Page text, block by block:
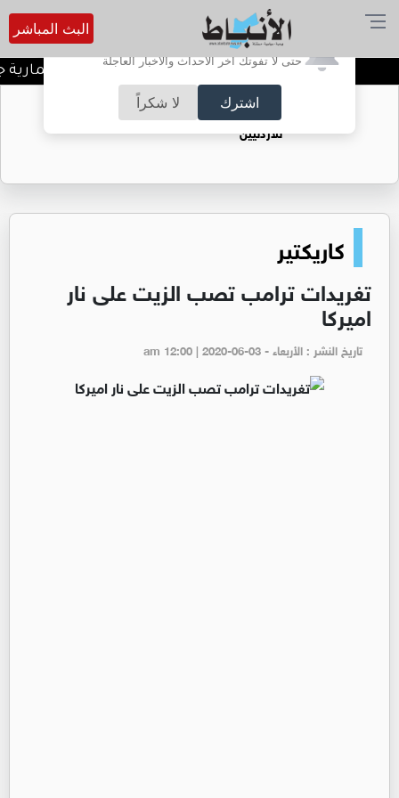
أترغب في تفعيل الإشعارات؟
حتى لا تفوتك آخر الأحداث والأخبار العاجلة
اشترك لا شكراً
البث المباشر
الحكومة: 100 فرصة استثمارية جديدة وتطوير 3 مشاريع كبرى مع القطاع الخاص
حقل الريشة حين يتحول الغاز إلى فرص عمل
للأردنيين
كاريكتير
تغريدات ترامب تصب الزيت على نار
اميركا
تاريخ النشر : الأربعاء - am 12:00 | 2020-06-03